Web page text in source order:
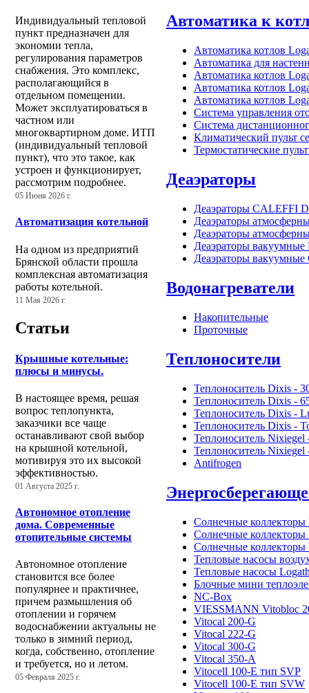
Индивидуальный тепловой
пункт предназначен для
экономии тепла,
регулирования параметров
снабжения. Это комплекс,
располагающийся в
отдельном помещении.
Может эксплуатироваться в
частном или
многоквартирном доме. ИТП
(индивидуальный тепловой
пункт), что это такое, как
устроен и функционирует,
рассмотрим подробнее.
05 Июня 2026 г.
Автоматизация котельной
На одном из предприятий
Брянской области прошла
комплексная автоматизация
работы котельной.
11 Мая 2026 г.
Статьи
Крышные котельные:
плюсы и минусы.
В настоящее время, решая
вопрос теплопункта,
заказчики все чаще
останавливают свой выбор
на крышной котельной,
мотивируя это их высокой
эффективностью.
01 Августа 2025 г.
Автономное отопление
дома. Современные
отопительные системы
Автономное отопление
становится все более
популярнее и практичнее,
причем размышления об
отоплении и горячем
водоснабжении актуальны не
только в зимний период,
когда, собственно, отопление
и требуется, но и летом.
05 Февраля 2025 г.
Автоматика к
Автоматика котлов
Автоматика для
Автоматика котлов
Автоматика котлов
Автоматика котлов
Система управления
Система
Климатический пульт
Термостатические
Деаэраторы
Деаэраторы CALEFFI
Деаэраторы
Деаэраторы
Деаэраторы вакуумные
Деаэраторы
Водонагреватели
Накопительные
Проточные
Теплоносители
Теплоноситель Dixis -
Теплоноситель Dixis -
Теплоноситель Dixis -
Теплоноситель Dixis -
Теплоноситель Nixiegel
Теплоноситель Nixiegel
Antifrogen
Солнечные коллекторы
Солнечные
Солнечные коллекторы
Тепловые насосы
Тепловые насосы
Блочные мини
NC-Box
VIESSMANN Vitobloc
Vitocal 200-G
Vitocal 222-G
Vitocal 300-G
Vitocal 350-A
Vitocell 100-E тип SVP
Vitocell 100-E тип SVW